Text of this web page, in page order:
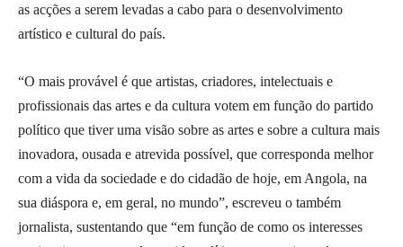
as acções a serem levadas a cabo para o desenvolvimento
artístico e cultural do país.
“O mais provável é que artistas, criadores, intelectuais e
profissionais das artes e da cultura votem em função do partido
político que tiver uma visão sobre as artes e sobre a cultura mais
inovadora, ousada e atrevida possível, que corresponda melhor
com a vida da sociedade e do cidadão de hoje, em Angola, na
sua diáspora e, em geral, no mundo”, escreveu o também
jornalista, sustentando que “em função de como os interesses